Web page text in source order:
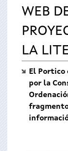
WEB
LA
El
por la